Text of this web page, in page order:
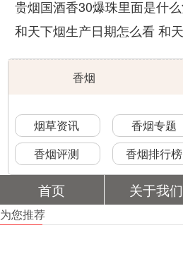
香烟
烟草资讯 香烟专题
香烟评测
香烟排行榜
首页 关于我们
为您推荐